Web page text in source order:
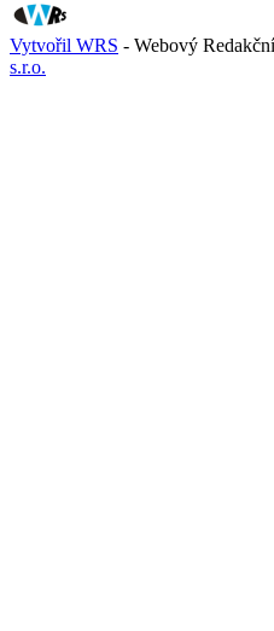
Vytvořil WRS - Webový
s.r.o.